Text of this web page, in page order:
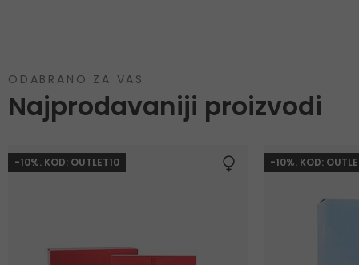
ODABRANO ZA VAS
Najprodavaniji proizvodi
-10%. KOD: OUTLET10 -10%. KOD: